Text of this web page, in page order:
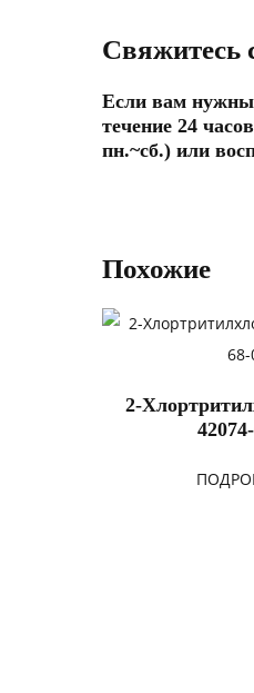
Свяжитесь
Если вам нужны
течение 24
пн.~сб.) или
Похожие
2-